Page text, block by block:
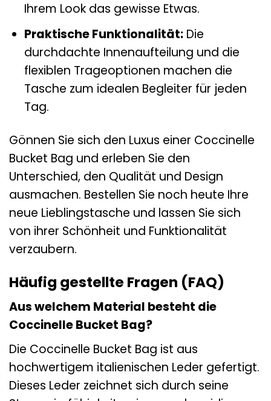
Ihrem Look das gewisse Etwas.
Praktische Funktionalität:Die
durchdachte Innenaufteilung und die
flexiblen Trageoptionen machen die
Tasche zum idealen Begleiter für jeden
Tag.
Gönnen Sie sich den Luxus einer Coccinelle
Bucket Bag und erleben Sie den
Unterschied, den Qualität und Design
ausmachen. Bestellen Sie noch heute Ihre
neue Lieblingstasche und lassen Sie sich
von ihrer Schönheit und Funktionalität
verzaubern.
Häufig gestellte Fragen (FAQ)
Aus welchem Material besteht die
Coccinelle Bucket Bag?
Die Coccinelle Bucket Bag ist aus
hochwertigem italienischen Leder gefertigt.
Dieses Leder zeichnet sich durch seine